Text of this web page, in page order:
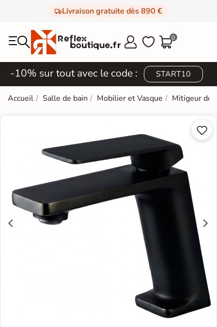
Livraison gratuite dès 890 €
  0
-10% sur tout avec le code : START10
Accueil Salle de bain Mobilier et Vasque Mitigeur de

